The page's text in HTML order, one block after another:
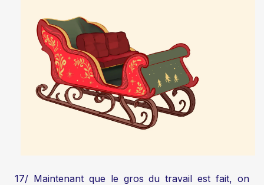
17/ Maintenant que le gros du travail est fait, on